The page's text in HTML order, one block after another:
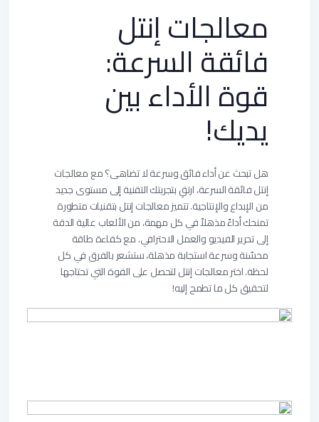
معالجات إنتل
فائقة السرعة:
قوة الأداء بين
يديك!
هل تبحث عن أداء فائق وسرعة لا تضاهى؟ مع معالجات
إنتل فائقة السرعة، ارتقِ بتجربتك التقنية إلى مستوى جديد
من الإبداع والإنتاجية. تتميز معالجات إنتل بتقنيات متطورة
تمنحك أداءً مذهلاً في كل مهمة، من الألعاب عالية الدقة
إلى تحرير الفيديو والعمل الاحترافي. مع كفاءة طاقة
محسّنة وسرعة استجابة مذهلة، ستشعر بالفرق في كل
لحظة. اختر معالجات إنتل لتحصل على القوة التي تحتاجها
لتحقيق كل ما تطمح إليه!